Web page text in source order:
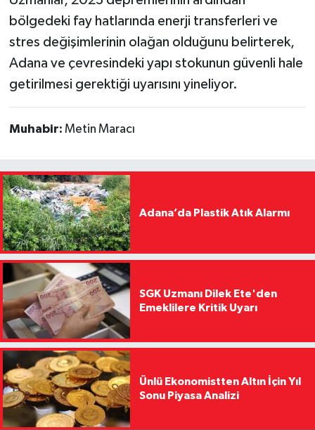
bölgedeki fay hatlarında enerji transferleri ve
stres değişimlerinin olağan olduğunu belirterek,
Adana ve çevresindeki yapı stokunun güvenli hale
getirilmesi gerektiği uyarısını yineliyor.
Muhabir: Metin Maracı
Adana’da Plastik Atık Alarmı
SGK Uzmanı Dilek Ete'den
Emeklilere Kritik Uyarı
Ünlü Ekonomistten Altın İçin Yıl
Sonu Piyasa Analizi